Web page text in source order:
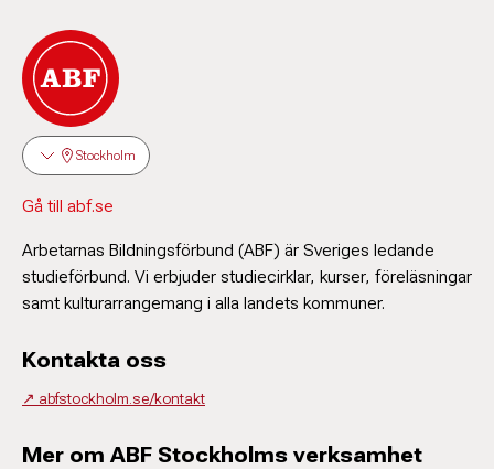
Stockholm
Gå till abf.se
Arbetarnas Bildningsförbund (ABF) är Sveriges ledande
studieförbund. Vi erbjuder studiecirklar, kurser, föreläsningar
samt kulturarrangemang i alla landets kommuner.
Kontakta oss
↗️ abfstockholm.se/kontakt
Mer om ABF Stockholms verksamhet